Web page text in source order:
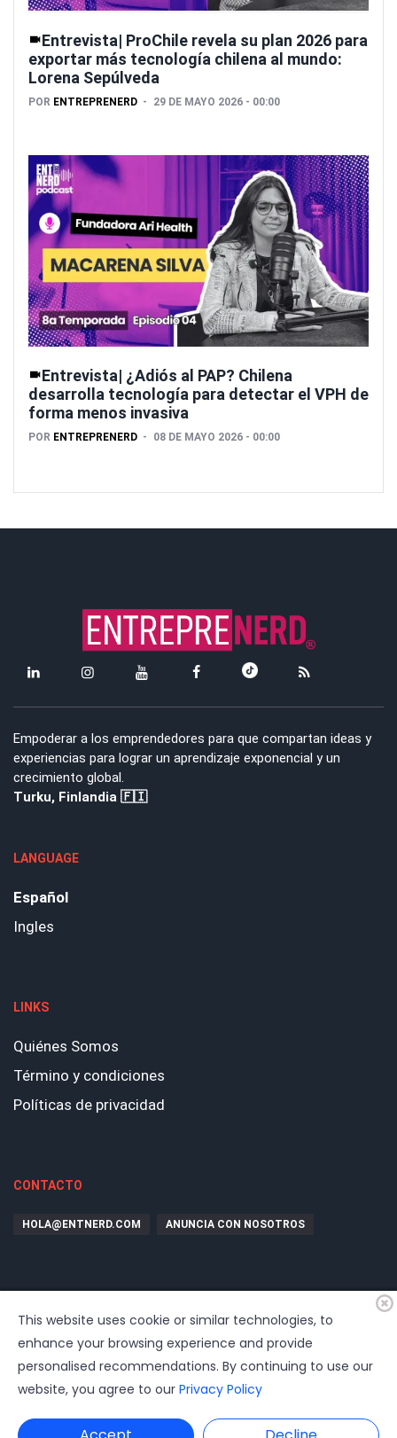
Entrevista| ProChile revela su plan 2026 para
exportar más tecnología chilena al mundo:
Lorena Sepúlveda
POR ENTREPRENERD 29 DE MAYO 2026 - 00:00
Entrevista| ¿Adiós al PAP? Chilena
desarrolla tecnología para detectar el VPH de
forma menos invasiva
POR ENTREPRENERD 08 DE MAYO 2026 - 00:00
Empoderar a los emprendedores para que compartan ideas y
experiencias para lograr un aprendizaje exponencial y un
crecimiento global.
Turku, Finlandia 🇫🇮
LANGUAGE
Español
Ingles
LINKS
Quiénes Somos
Término y condiciones
Políticas de privacidad
CONTACTO
HOLA@ENTNERD.COM ANUNCIA CON NOSOTROS
www.dast.cl
This website uses cookie or similar technologies, to
enhance your browsing experience and provide
personalised recommendations. By continuing to use our
website, you agree to our Privacy Policy